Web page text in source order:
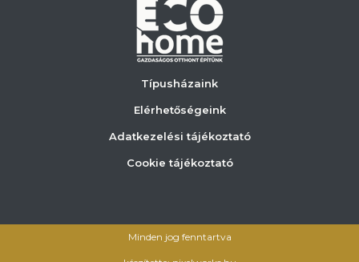
Típusházaink
Elérhetőségeink
Adatkezelési tájékoztató
Cookie tájékoztató
Minden jog fenntartva